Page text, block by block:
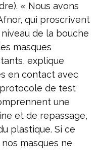
« Nous avons
qui proscrivent
de la bouche
masques
explique
en contact avec
de test
une
et de repassage,
plastique. Si ce
masques ne